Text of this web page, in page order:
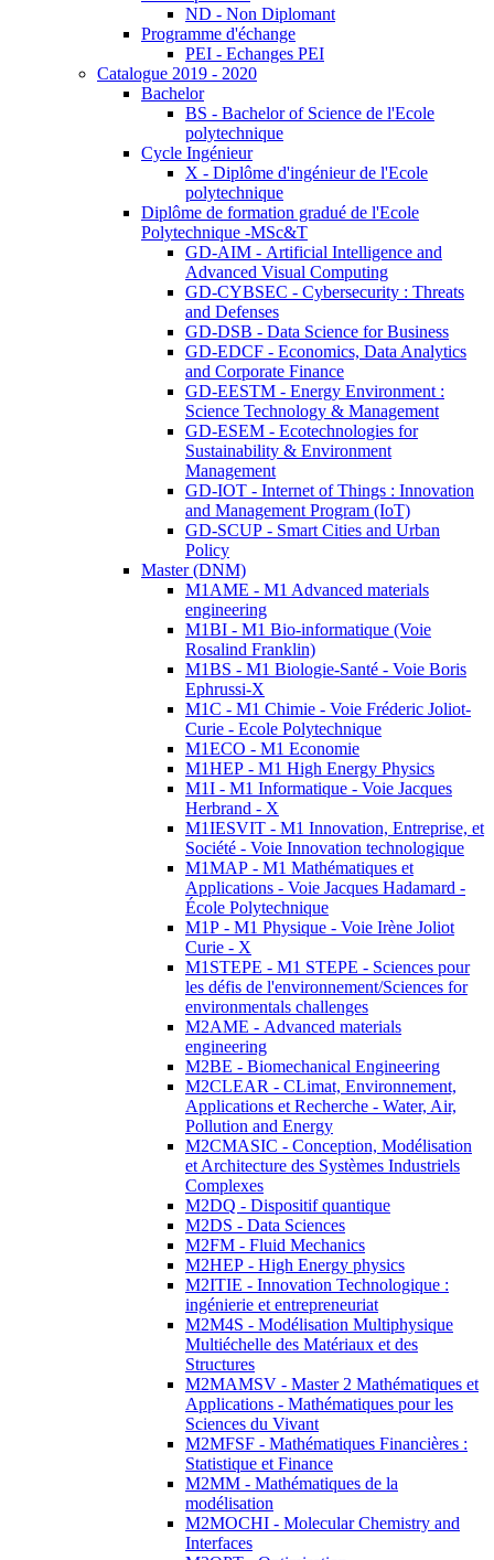
ND - Non Diplomant
Programme d'échange
PEI - Echanges PEI
Catalogue 2019 - 2020
Bachelor
BS - Bachelor of Science de l'Ecole
polytechnique
Cycle Ingénieur
X - Diplôme d'ingénieur de l'Ecole
polytechnique
Diplôme de formation gradué de l'Ecole
Polytechnique -MSc&T
GD-AIM - Artificial Intelligence and
Advanced Visual Computing
GD-CYBSEC - Cybersecurity : Threats
and Defenses
GD-DSB - Data Science for Business
GD-EDCF - Economics, Data Analytics
and Corporate Finance
GD-EESTM - Energy Environment :
Science Technology & Management
GD-ESEM - Ecotechnologies for
Sustainability & Environment
Management
GD-IOT - Internet of Things : Innovation
and Management Program (IoT)
GD-SCUP - Smart Cities and Urban
Policy
Master (DNM)
M1AME - M1 Advanced materials
engineering
M1BI - M1 Bio-informatique (Voie
Rosalind Franklin)
M1BS - M1 Biologie-Santé - Voie Boris
Ephrussi-X
M1C - M1 Chimie - Voie Fréderic Joliot-
Curie - Ecole Polytechnique
M1ECO - M1 Economie
M1HEP - M1 High Energy Physics
M1I - M1 Informatique - Voie Jacques
Herbrand - X
M1IESVIT - M1 Innovation, Entreprise, et
Société - Voie Innovation technologique
M1MAP - M1 Mathématiques et
Applications - Voie Jacques Hadamard -
École Polytechnique
M1P - M1 Physique - Voie Irène Joliot
Curie - X
M1STEPE - M1 STEPE - Sciences pour
les défis de l'environnement/Sciences for
environmentals challenges
M2AME - Advanced materials
engineering
M2BE - Biomechanical Engineering
M2CLEAR - CLimat, Environnement,
Applications et Recherche - Water, Air,
Pollution and Energy
M2CMASIC - Conception, Modélisation
et Architecture des Systèmes Industriels
Complexes
M2DQ - Dispositif quantique
M2DS - Data Sciences
M2FM - Fluid Mechanics
M2HEP - High Energy physics
M2ITIE - Innovation Technologique :
ingénierie et entrepreneuriat
M2M4S - Modélisation Multiphysique
Multiéchelle des Matériaux et des
Structures
M2MAMSV - Master 2 Mathématiques et
Applications - Mathématiques pour les
Sciences du Vivant
M2MFSF - Mathématiques Financières :
Statistique et Finance
M2MM - Mathématiques de la
modélisation
M2MOCHI - Molecular Chemistry and
Interfaces